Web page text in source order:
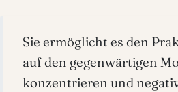
Sie ermöglicht es den
auf den gegenwärtigen
konzentrieren und